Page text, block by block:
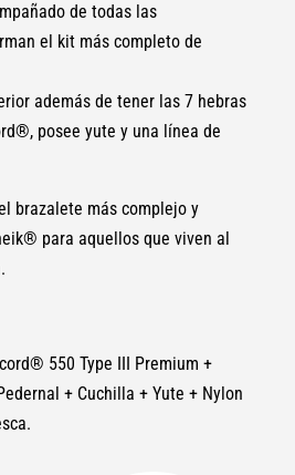
de todas las
el kit más completo de
además de tener las 7 hebras
posee yute y una línea de
brazalete más complejo y
para aquellos que viven al
550 Type III Premium +
+ Cuchilla + Yute + Nylon